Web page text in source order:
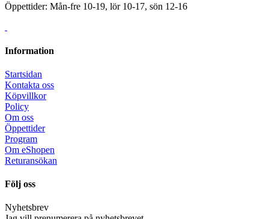
Öppettider: Mån-fre 10-19, lör 10-17, sön 12-16
Information
Startsidan
Kontakta oss
Köpvillkor
Policy
Om oss
Öppettider
Program
Om eShopen
Returansökan
Följ oss
Nyhetsbrev